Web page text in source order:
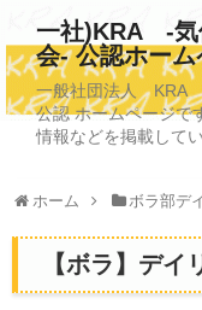
一社)KRA -気
会- 公認ホーム
一般社団法人 KRA (
公認 ホームページで
情報などを掲載してい
ホーム ボラ部デ
【ボラ】デイ
TOPページ
KRAについて
写真救済事業